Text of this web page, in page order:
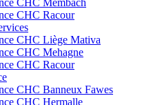
CHC Racour
CHC Liège Mativa
CHC Mehagne
CHC Racour
CHC Banneux Fawes
CHC Hermalle